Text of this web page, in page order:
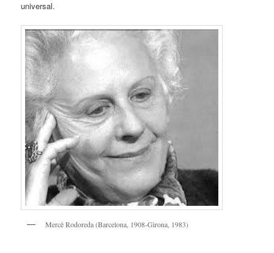
universal.
Mercè Rodoreda (Barcelona, 1908-Girona, 1983)